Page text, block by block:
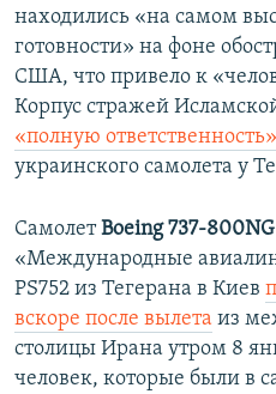
находились «на самом
готовности» на фоне
США, что привело к
Корпус стражей
«полную ответственность»
украинского самолета у
СамолетBoeing 737-800NG
«Международные
PS752 из Тегерана в Киев
вскоре после вылета из
столицы Ирана утром 8
человек, которые были в